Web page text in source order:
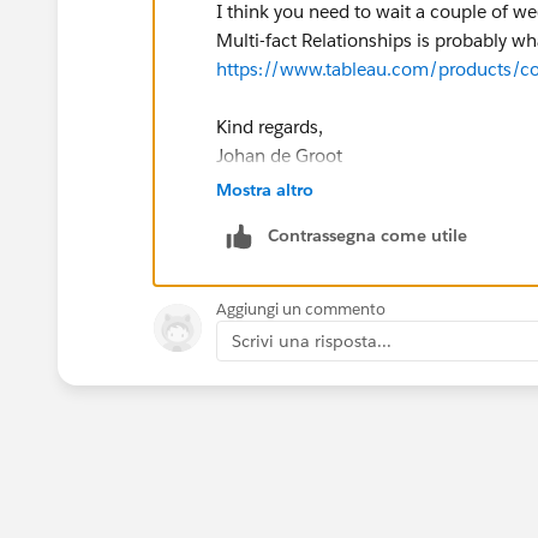
I think you need to wait a couple of
Multi-fact Relationships is probably
https://www.tableau.com/products/
Kind regards,
Johan de Groot
This will help other users find the
Mostra altro
Contrassegna come utile
Aggiungi un commento
Scrivi una risposta...